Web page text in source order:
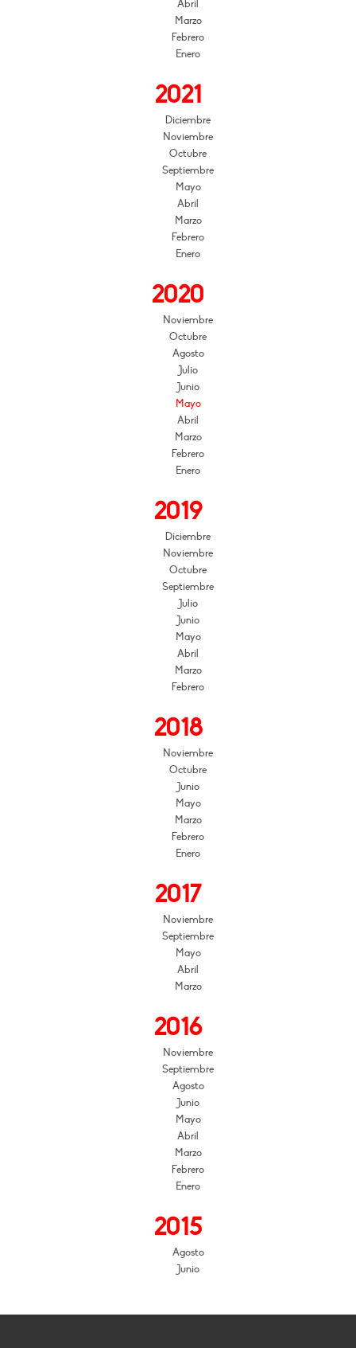
Abril
Marzo
Febrero
Enero
2021
Diciembre
Noviembre
Octubre
Septiembre
Mayo
Abril
Marzo
Febrero
Enero
2020
Noviembre
Octubre
Agosto
Julio
Junio
Mayo
Abril
Marzo
Febrero
Enero
2019
Diciembre
Noviembre
Octubre
Septiembre
Julio
Junio
Mayo
Abril
Marzo
Febrero
2018
Noviembre
Octubre
Junio
Mayo
Marzo
Febrero
Enero
2017
Noviembre
Septiembre
Mayo
Abril
Marzo
2016
Noviembre
Septiembre
Agosto
Junio
Mayo
Abril
Marzo
Febrero
Enero
2015
Agosto
Junio